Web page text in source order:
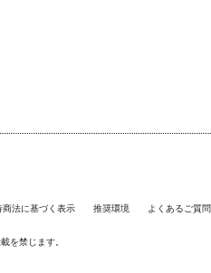
商法に基づく表示 推奨環境 よくあるご質問
を禁じます。